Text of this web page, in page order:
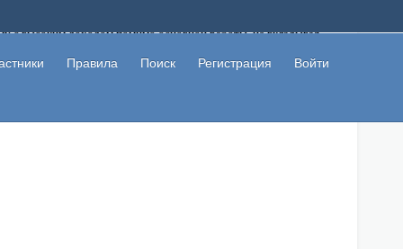
с высоким доходом помимо основной работы, не вкладывая
не попались на развод. Вы сможете начать зарабатывать
Правила Поиск Регистрация Войти